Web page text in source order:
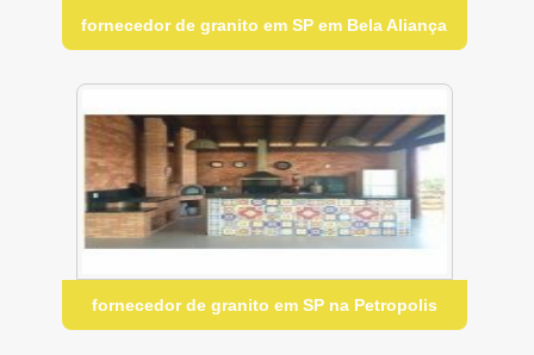
fornecedor de granito em SP em Bela Aliança
fornecedor de granito em SP na Petropolis